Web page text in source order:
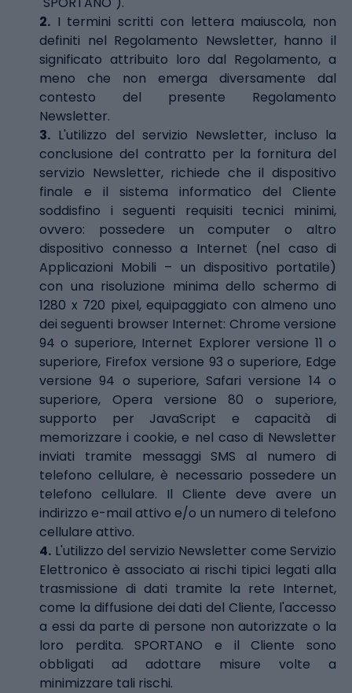
2. I termini scritti con lettera maiuscola, non
definiti nel Regolamento Newsletter, hanno il
significato attribuito loro dal Regolamento, a
meno che non emerga diversamente dal
contesto del presente Regolamento
Newsletter.
3. L'utilizzo del servizio Newsletter, incluso la
conclusione del contratto per la fornitura del
servizio Newsletter, richiede che il dispositivo
finale e il sistema informatico del Cliente
soddisfino i seguenti requisiti tecnici minimi,
ovvero: possedere un computer o altro
dispositivo connesso a Internet (nel caso di
Applicazioni Mobili – un dispositivo portatile)
con una risoluzione minima dello schermo di
1280 x 720 pixel, equipaggiato con almeno uno
dei seguenti browser Internet: Chrome versione
94 o superiore, Internet Explorer versione 11 o
superiore, Firefox versione 93 o superiore, Edge
versione 94 o superiore, Safari versione 14 o
superiore, Opera versione 80 o superiore,
supporto per JavaScript e capacità di
memorizzare i cookie, e nel caso di Newsletter
inviati tramite messaggi SMS al numero di
telefono cellulare, è necessario possedere un
telefono cellulare. Il Cliente deve avere un
indirizzo e-mail attivo e/o un numero di telefono
cellulare attivo.
4. L'utilizzo del servizio Newsletter come Servizio
Elettronico è associato ai rischi tipici legati alla
trasmissione di dati tramite la rete Internet,
come la diffusione dei dati del Cliente, l'accesso
a essi da parte di persone non autorizzate o la
loro perdita. SPORTANO e il Cliente sono
obbligati ad adottare misure volte a
minimizzare tali rischi.